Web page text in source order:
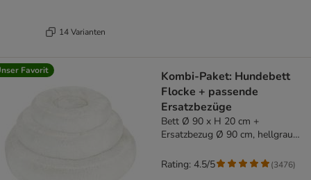
14 Varianten
Favorit
Kombi-Paket: Hundebett
Flocke + passende
Ersatzbezüge
Bett Ø 90 x H 20 cm +
Ersatzbezug Ø 90 cm, hellgrau
Rating: 4.5/5 (3476)